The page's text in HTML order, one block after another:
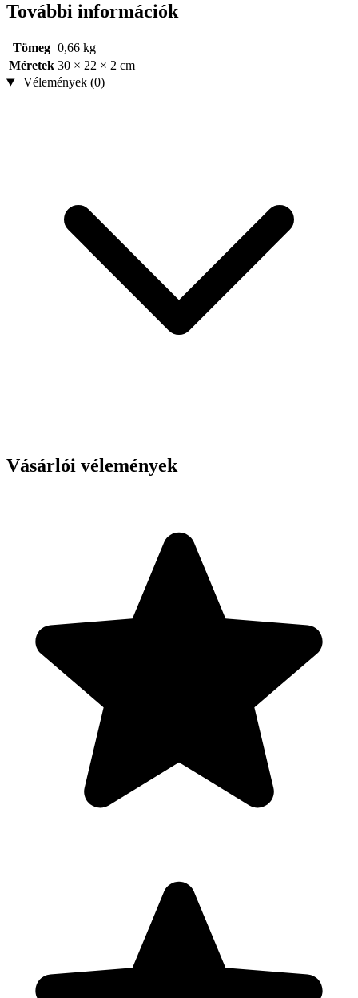
További információk
Tömeg 0,66 kg
Méretek 30 × 22 × 2 cm
Vélemények (0)
Vásárlói vélemények